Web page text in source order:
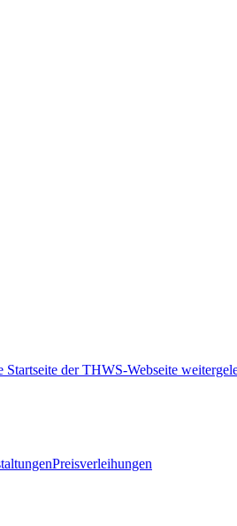
Preisverleihungen